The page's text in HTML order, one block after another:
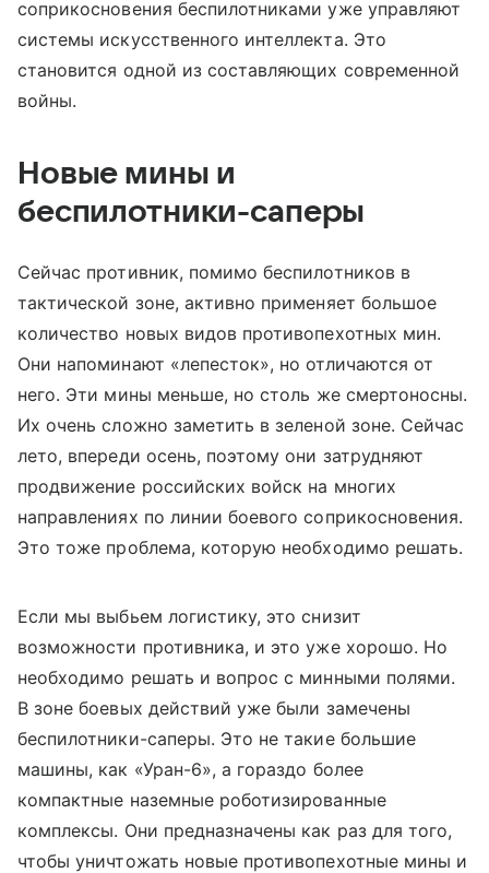
соприкосновения беспилотниками уже управляют
системы искусственного интеллекта. Это
становится одной из составляющих современной
войны.
Новые мины и
беспилотники-саперы
Сейчас противник, помимо беспилотников в
тактической зоне, активно применяет большое
количество новых видов противопехотных мин.
Они напоминают «лепесток», но отличаются от
него. Эти мины меньше, но столь же смертоносны.
Их очень сложно заметить в зеленой зоне. Сейчас
лето, впереди осень, поэтому они затрудняют
продвижение российских войск на многих
направлениях по линии боевого соприкосновения.
Это тоже проблема, которую необходимо решать.
Если мы выбьем логистику, это снизит
возможности противника, и это уже хорошо. Но
необходимо решать и вопрос с минными полями.
В зоне боевых действий уже были замечены
беспилотники-саперы. Это не такие большие
машины, как «Уран-6», а гораздо более
компактные наземные роботизированные
комплексы. Они предназначены как раз для того,
чтобы уничтожать новые противопехотные мины и